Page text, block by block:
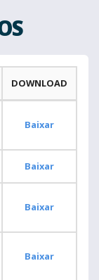
DOWNLOAD
Baixar
Baixar
Baixar
Baixar